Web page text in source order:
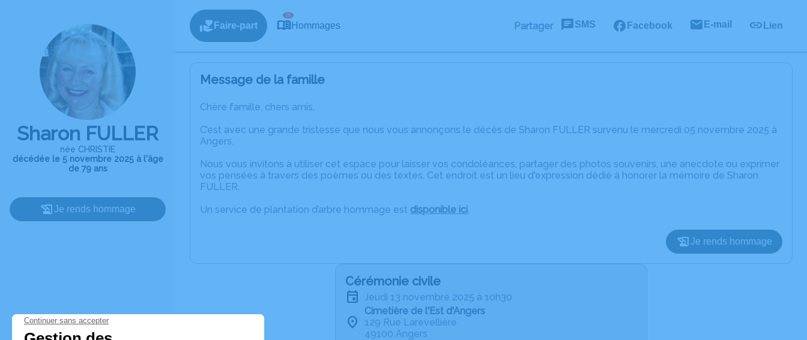
Sharon FULLER
née CHRISTIE
décédée le 5 novembre 2025 à l'âge
de 79 ans
Je rends hommage
Faire-part
26
Hommages Partager SMS Facebook E-mail Lien
Message de la famille
Chère famille, chers amis,
C’est avec une grande tristesse que nous vous annonçons le décès de Sharon FULLER survenu le mercredi 05 novembre 2025 à
Angers.
Nous vous invitons à utiliser cet espace pour laisser vos condoléances, partager des photos souvenirs, une anecdote ou exprimer
vos pensées à travers des poèmes ou des textes. Cet endroit est un lieu d'expression dédié à honorer la mémoire de Sharon
FULLER.
Un service de plantation d’arbre hommage est disponible ici.
Je rends hommage
Cérémonie civile
jeudi 13 novembre 2025 à 10h30
Cimetière de l'Est d'Angers
129 Rue Larevellière
49100 Angers